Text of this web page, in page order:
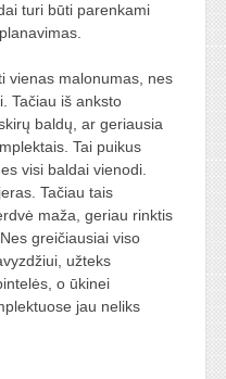
turi būti parenkami
vienas malonumas, nes
Tačiau iš anksto
baldų, ar geriausia
Tai puikus
visi baldai vienodi.
Tačiau tais
maža, geriau rinktis
greičiausiai viso
užteks
o ūkinei
jau neliks